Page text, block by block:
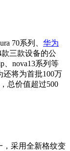
70系列、 华为
款三款设备的公
、nova13系列等
还将为首批100万
总价值超过500
，采用全新格纹变